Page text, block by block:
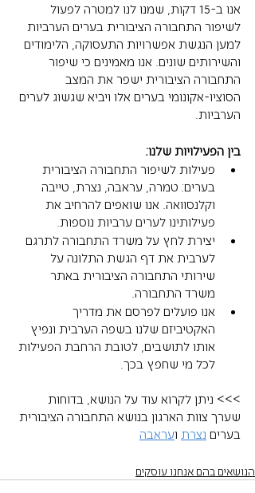
אנו ב-15 דקות, שמנו לנו למטרה לפעול
לשיפור התחבורה הציבורית בערים הערביות
למען הנגשת אפשרויות התעסוקה, הלימודים
והשירותים שונים. אנו מאמינים כי שיפור
התחבורה הציבורית ישפר את המצב
הסוציו-אקונומי בערים אלו ויביא שגשוג לערים
הערביות.
בין הפעילויות שלנו:
פעילות לשיפור התחבורה הציבורית
בערים: טמרה, עראבה, נצרת, טייבה
וקלנסוואה. אנו שואפים להרחיב את
פעילותינו לערים ערביות נוספות.
יצירת לחץ על משרד התחבורה לתרגם
לערבית את דף הגשת התלונה על
שירותי התחבורה הציבורית באתר
משרד התחבורה.
אנו פועלים לפרסם את מדריך
האקטיביזם שלנו בשפה הערבית ונפיץ
אותו לתושבים, לטובת הרחבת הפעילות
לכל מי שחפץ בכך.
>>> ניתן לקרוא עוד על הנושא, בדוחות
שערך צוות הארגון בנושא התחבורה הציבורית
בערים נצרת ועראבה
הנושאים בהם אנחנו עוסקים